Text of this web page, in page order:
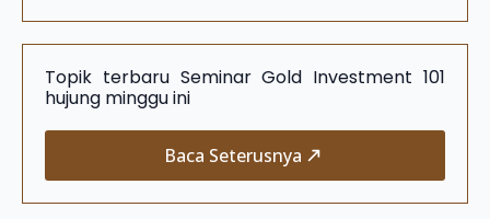
Topik terbaru Seminar Gold Investment 101
hujung minggu ini
Baca Seterusnya